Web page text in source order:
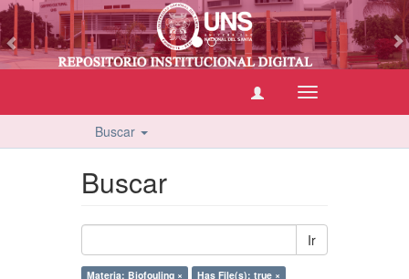
Cambiar
navegación
Buscar
Buscar
Ir
Materia: Biofouling ×
Has File(s): true ×